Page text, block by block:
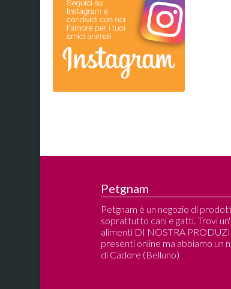
Petgnam
Petgnam è un negozio di
soprattutto cani e gatti. Trovi
alimenti DI NOSTRA
presenti online ma abbiamo un
di Cadore (Belluno)